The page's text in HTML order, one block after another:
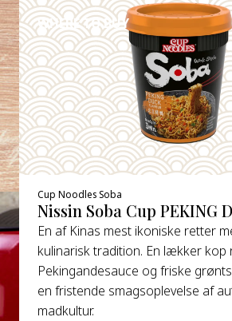
WHERE TO BUY
Cup Noodles Soba
Nissin Soba Cup PEKING
En af Kinas mest ikoniske retter
kulinarisk tradition. En lækker kop
Pekingandesauce og friske
en fristende smagsoplevelse af
madkultur.